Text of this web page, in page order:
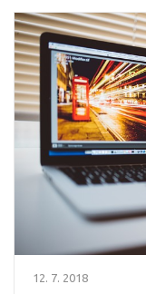
12. 7. 2018